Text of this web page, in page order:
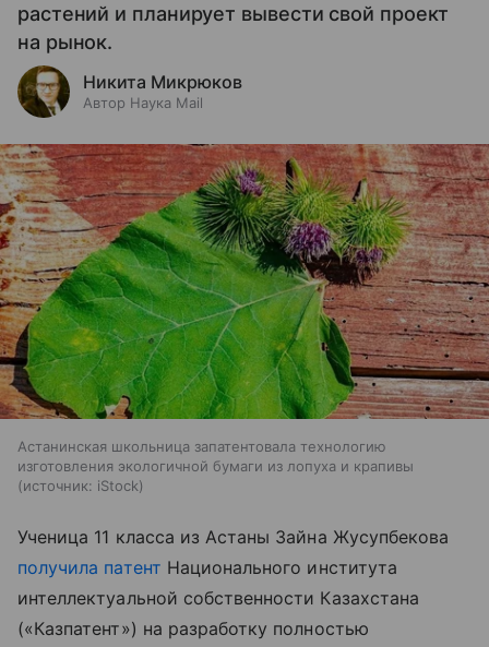
растений и планирует вывести свой проект
на рынок.
Никита Микрюков
Автор Наука Mail
Астанинская школьница запатентовала технологию
изготовления экологичной бумаги из лопуха и крапивы
источник: iStock
Ученица 11 класса из Астаны Зайна Жусупбекова
получила патент Национального института
интеллектуальной собственности Казахстана
(«Казпатент») на разработку полностью